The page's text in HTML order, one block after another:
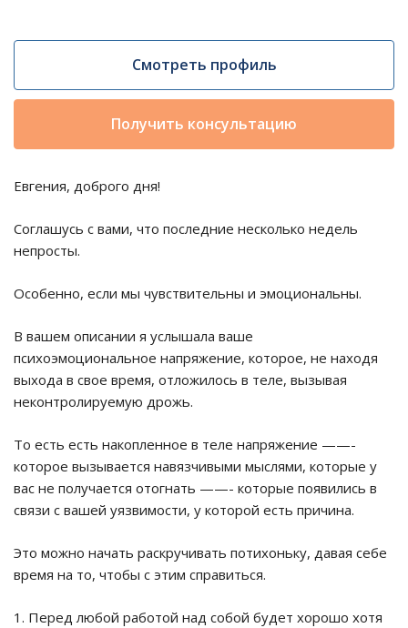
Смотреть профиль
Получить консультацию
Евгения, доброго дня!
Соглашусь с вами, что последние несколько недель
непросты.
Особенно, если мы чувствительны и эмоциональны.
В вашем описании я услышала ваше
психоэмоциональное напряжение, которое, не находя
выхода в свое время, отложилось в теле, вызывая
неконтролируемую дрожь.
То есть есть накопленное в теле напряжение ——-
которое вызывается навязчивыми мыслями, которые у
вас не получается отогнать ——- которые появились в
связи с вашей уязвимости, у которой есть причина.
Это можно начать раскручивать потихоньку, давая себе
время на то, чтобы с этим справиться.
1. Перед любой работой над собой будет хорошо хотя